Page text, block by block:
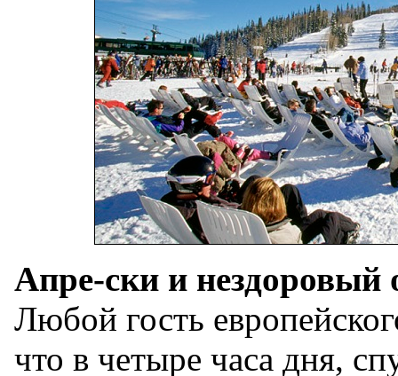
Апре-ски и нездоровый
Любой гость
что в четыре часа дня,